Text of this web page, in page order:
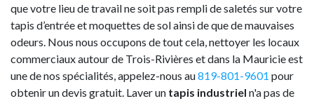
que votre lieu de travail ne soit pas rempli de saletés sur votre
tapis d’entrée et moquettes de sol ainsi de que de mauvaises
odeurs. Nous nous occupons de tout cela, nettoyer les locaux
commerciaux autour de Trois-Rivières et dans la Mauricie est
une de nos spécialités, appelez-nous au819-801-9601 pour
obtenir un devis gratuit. Laver un tapis industriel n'a pas de